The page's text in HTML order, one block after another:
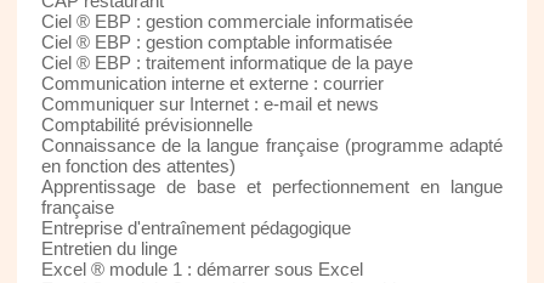
Ciel ® EBP : gestion commerciale informatisée
Ciel ® EBP : gestion comptable informatisée
Ciel ® EBP : traitement informatique de la paye
Communication interne et externe : courrier
Communiquer sur Internet : e-mail et news
Comptabilité prévisionnelle
Connaissance de la langue française (programme adapté
en fonction des attentes)
Apprentissage de base et perfectionnement en langue
française
Entreprise d'entraînement pédagogique
Entretien du linge
Excel ® module 1 : démarrer sous Excel